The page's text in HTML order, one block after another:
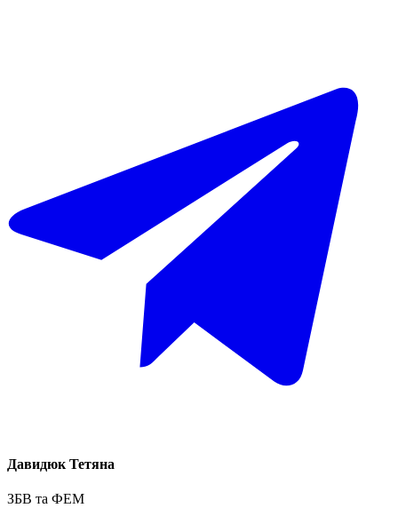
Давидюк Тетяна
ЗБВ та ФЕМ